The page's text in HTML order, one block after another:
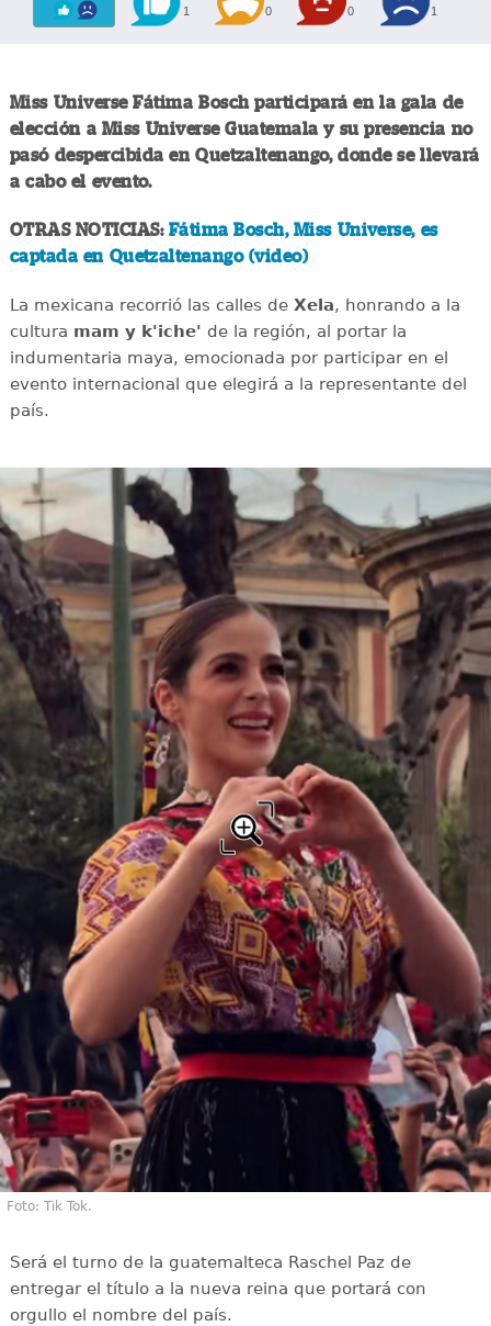
1 0 0 1
Miss Universe Fátima Bosch participará en la gala de
elección a Miss Universe Guatemala y su presencia no
pasó despercibida en Quetzaltenango, donde se llevará
a cabo el evento.
OTRAS NOTICIAS: Fátima Bosch, Miss Universe, es
captada en Quetzaltenango (video)
La mexicana recorrió las calles deXela, honrando a la
cultura mam y k'iche' de la región, al portar la
indumentaria maya, emocionada por participar en el
evento internacional que elegirá a la representante del
país.
Foto: Tik Tok.
Será el turno de la guatemalteca Raschel Paz de
entregar el título a la nueva reina que portará con
orgullo el nombre del país.